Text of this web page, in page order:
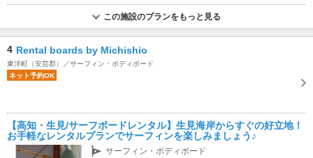
この施設のプランをもっと見る
4 Rental boards by Michishio
東洋町（安芸郡）／サーフィン・ボディボード
ネット予約OK
【高知・生見/サーフボードレンタル】生見海岸からすぐの好立地！
お手軽なレンタルプランでサーフィンを楽しみましょう♪
サーフィン・ボディボード